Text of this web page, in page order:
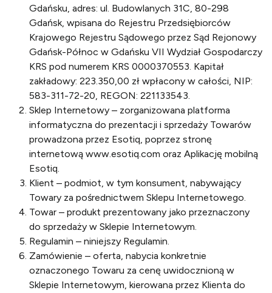
Gdańsku, adres: ul. Budowlanych 31C, 80-298
Gdańsk, wpisana do Rejestru Przedsiębiorców
Krajowego Rejestru Sądowego przez Sąd Rejonowy
Gdańsk-Północ w Gdańsku VII Wydział Gospodarczy
KRS pod numerem KRS 0000370553. Kapitał
zakładowy: 223.350,00 zł wpłacony w całości, NIP:
583-311-72-20, REGON: 221133543.
Sklep Internetowy – zorganizowana platforma
informatyczna do prezentacji i sprzedaży Towarów
prowadzona przez Esotiq, poprzez stronę
internetową www.esotiq.com oraz Aplikację mobilną
Esotiq.
Klient – podmiot, w tym konsument, nabywający
Towary za pośrednictwem Sklepu Internetowego.
Towar – produkt prezentowany jako przeznaczony
do sprzedaży w Sklepie Internetowym.
Regulamin – niniejszy Regulamin.
Zamówienie – oferta, nabycia konkretnie
oznaczonego Towaru za cenę uwidocznioną w
Sklepie Internetowym, kierowana przez Klienta do